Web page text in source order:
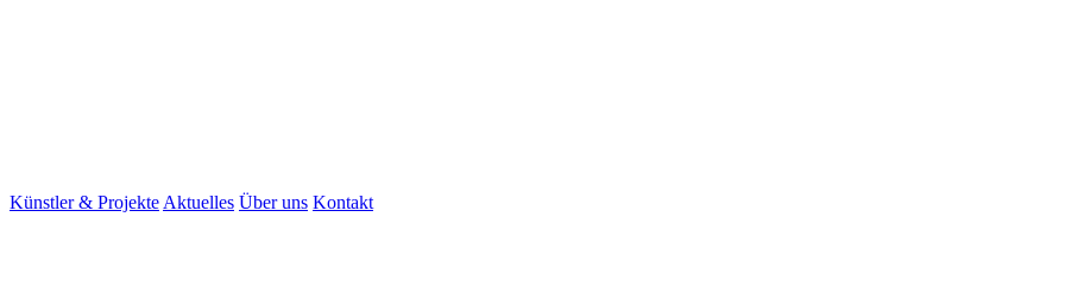
Künstler & Projekte Aktuelles Über uns Kontakt